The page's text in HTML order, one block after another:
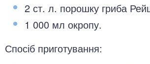
2 ст. л. порошку гриба
1 000 мл окропу.
Спосіб приготування: